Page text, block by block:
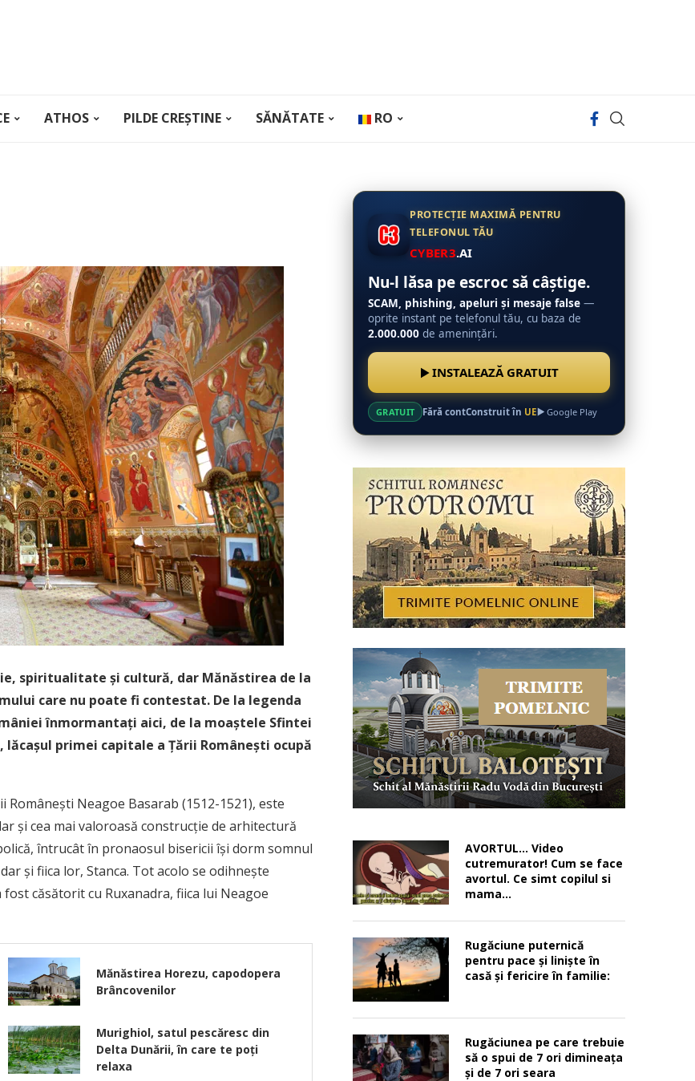
ATHOS PILDE CREȘTINE SĂNĂTATE RO
spiritualitate și cultură, dar Mănăstirea de la
care nu poate fi contestat. De la legenda
înmormantați aici, de la moaștele Sfintei
primei capitale a Țării Românești ocupă
Neagoe Basarab (1512-1521), este
și cea mai valoroasă construcție de arhitectură
întrucât în pronaosul bisericii își dorm somnul
și fiica lor, Stanca. Tot acolo se odihnește
căsătorit cu Ruxanadra, fiica lui Neagoe
Mănăstirea Horezu, capodopera
Brâncovenilor
Murighiol, satul pescăresc din
Delta Dunării, în care te poți
relaxa
PROTECȚIE MAXIMĂ PENTRU
TELEFONUL TĂU
CYBER3.AI
Nu-l lăsa pe escroc să câștige.
SCAM, phishing, apeluri și mesaje false —
oprite instant pe telefonul tău, cu baza de
2.000.000 de amenințări.
INSTALEAZĂ GRATUIT
GRATUIT Fără contConstruit în UE Google Play
AVORTUL… Video
cutremurator! Cum se face
avortul. Ce simt copilul si
mama…
Rugăciune puternică
pentru pace şi linişte în
casă şi fericire în familie:
Rugăciunea pe care trebuie
să o spui de 7 ori dimineața
și de 7 ori seara